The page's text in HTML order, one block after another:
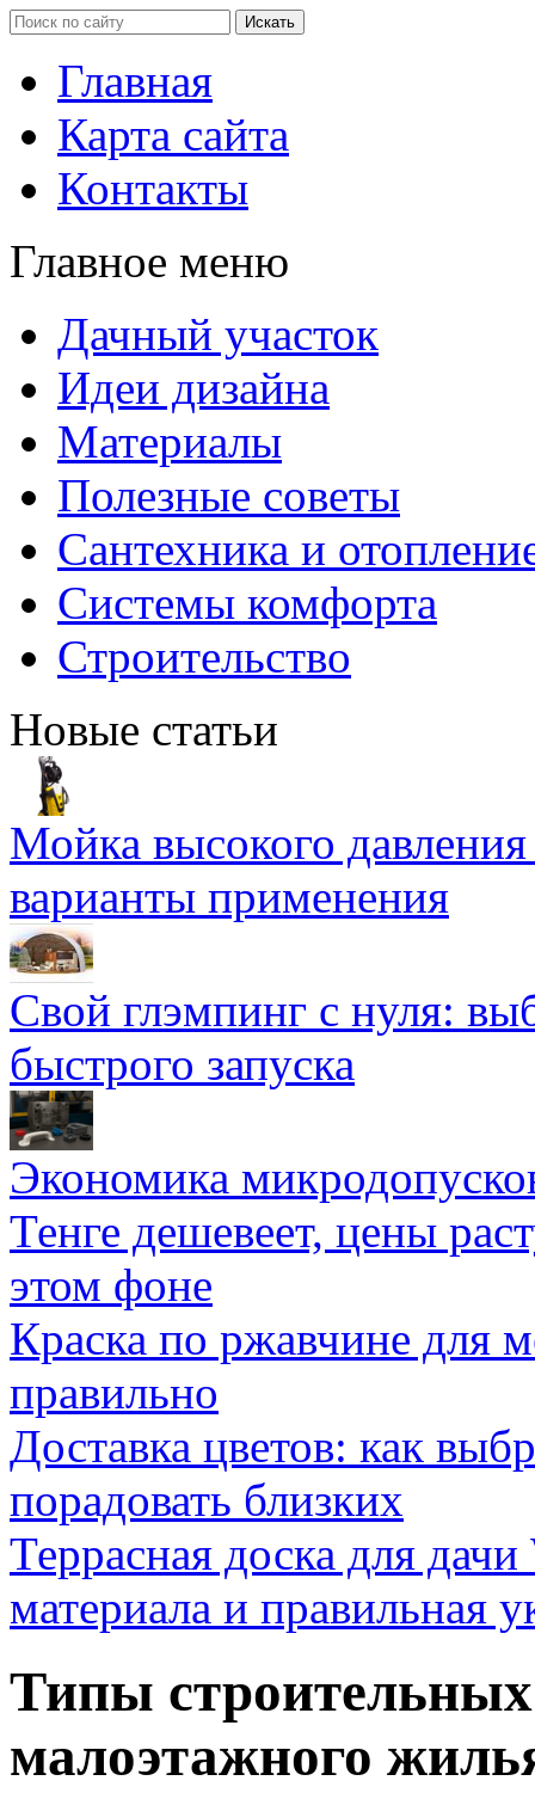
Главная
Карта сайта
Контакты
Главное меню
Дачный участок
Идеи дизайна
Материалы
Полезные советы
Сантехника и
Системы комфорта
Строительство
Новые статьи
Мойка высокого
варианты применения
Свой глэмпинг с нуля:
быстрого запуска
Экономика
Тенге дешевеет, цены
этом фоне
Краска по ржавчине для
правильно
Доставка цветов: как
порадовать близких
Террасная доска для
материала и правильная
Типы
малоэтажного